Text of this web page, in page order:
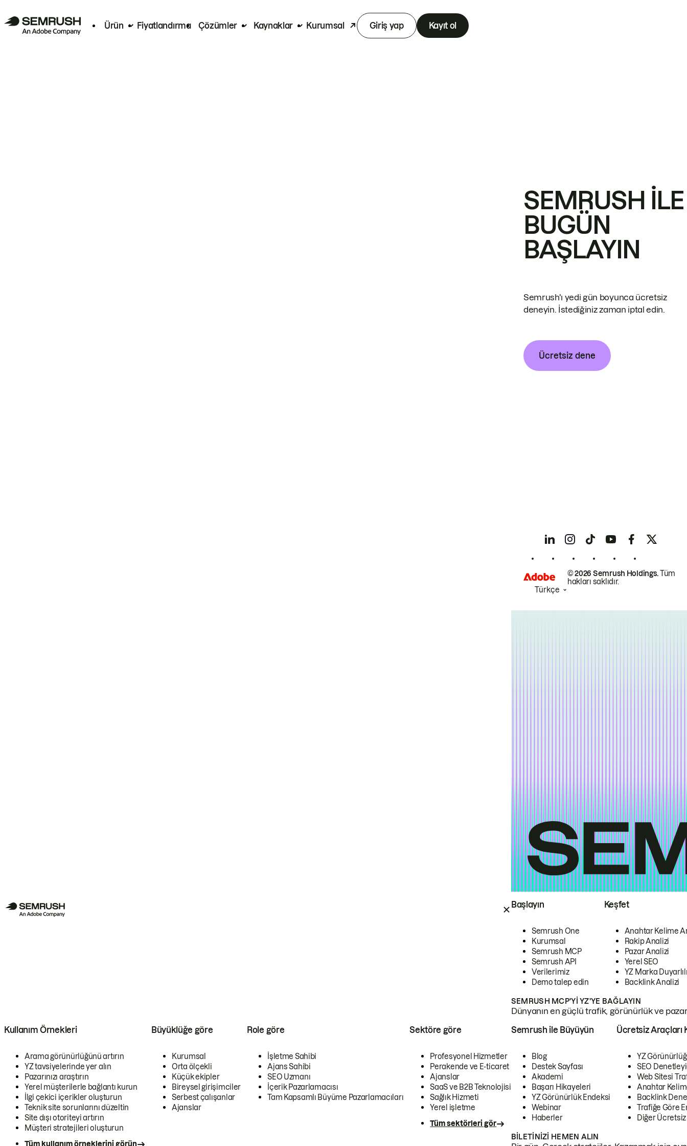
Ürün Fiyatlandırma Çözümler Kaynaklar Kurumsal Giriş yap Kayıt ol
Başlayın
Semrush One
Kurumsal
Semrush MCP
Semrush API
Verilerimiz
Demo talep edin
Keşfet
Anahtar Kelime
Rakip Analizi
Pazar Analizi
Yerel SEO
YZ Marka
Backlink Analizi
SEMRUSH MCP'YI YZ'YE BAĞLAYIN
Dünyanın en güçlü trafik, görünürlük ve
Kullanım Örnekleri
Arama görünürlüğünü artırın
YZ tavsiyelerinde yer alın
Pazarınızı araştırın
Yerel müşterilerle bağlantı kurun
İlgi çekici içerikler oluşturun
Teknik site sorunlarını düzeltin
Site dışı otoriteyi artırın
Müşteri stratejileri oluşturun
Tüm kullanım örneklerini görün
Büyüklüğe göre
Kurumsal
Orta ölçekli
Küçük ekipler
Bireysel girişimciler
Serbest çalışanlar
Ajanslar
Role göre
İşletme Sahibi
Ajans Sahibi
SEO Uzmanı
İçerik Pazarlamacısı
Tam Kapsamlı Büyüme Pazarlamacıları
Sektöre göre
Profesyonel Hizmetler
Perakende ve E-ticaret
Ajanslar
SaaS ve B2B Teknolojisi
Sağlık Hizmeti
Yerel işletme
Tüm sektörleri gör
Semrush ile Büyüyün
Blog
Destek Sayfası
Akademi
Başarı Hikayeleri
YZ Görünürlük Endeksi
Webinar
Haberler
Ücretsiz Araçları
YZ
SEO
Web Sitesi
Anahtar
Backlink
Trafiğe Göre
Diğer
BILETINIZI HEMEN ALIN
SEMRUSH ILE
BUGÜN
BAŞLAYIN
Semrush'ı yedi gün boyunca ücretsiz
deneyin. İstediğiniz zaman iptal edin.
Ücretsiz dene
© 2026 Semrush Holdings.Tüm
hakları saklıdır.
Türkçe